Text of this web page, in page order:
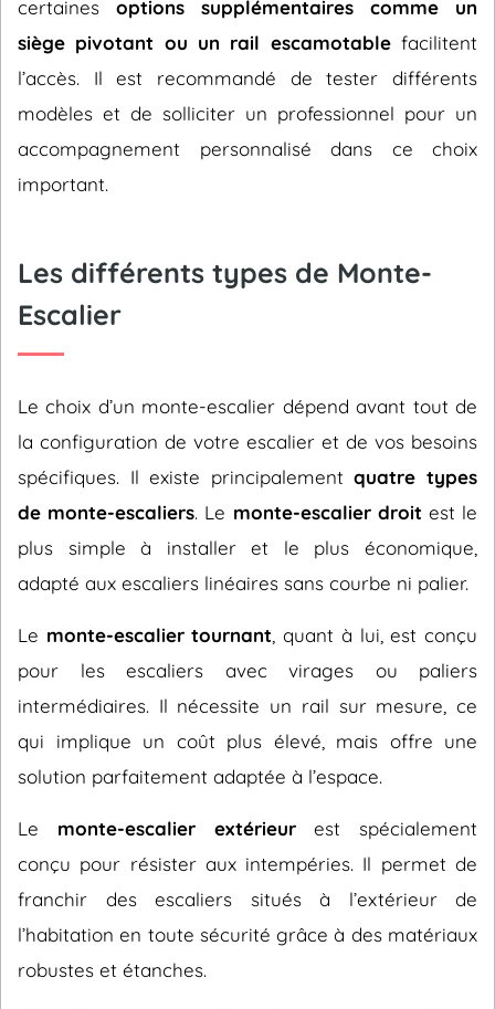
certaines options supplémentaires comme un
siège pivotant ou un rail escamotablefacilitent
l’accès. Il est recommandé de tester différents
modèles et de solliciter un professionnel pour un
accompagnement personnalisé dans ce choix
important.
Les différents types de Monte-
Escalier
Le choix d’un monte-escalier dépend avant tout de
la configuration de votre escalier et de vos besoins
spécifiques. Il existe principalementquatre types
de monte-escaliers. Le monte-escalier droit est le
plus simple à installer et le plus économique,
adapté aux escaliers linéaires sans courbe ni palier.
Le monte-escalier tournant , quant à lui, est conçu
pour les escaliers avec virages ou paliers
intermédiaires. Il nécessite un rail sur mesure, ce
qui implique un coût plus élevé, mais offre une
solution parfaitement adaptée à l’espace.
Le monte-escalier extérieurest spécialement
conçu pour résister aux intempéries. Il permet de
franchir des escaliers situés à l’extérieur de
l’habitation en toute sécurité grâce à des matériaux
robustes et étanches.